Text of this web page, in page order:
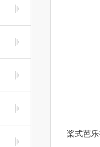
桨式芭